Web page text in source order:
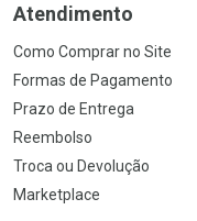
Atendimento
Como Comprar no Site
Formas de Pagamento
Prazo de Entrega
Reembolso
Troca ou Devolução
Marketplace